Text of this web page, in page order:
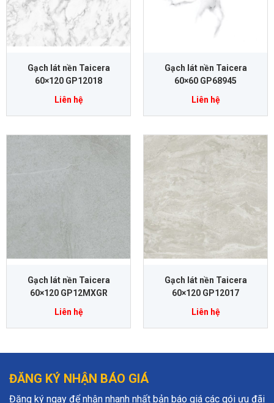
Gạch lát nền Taicera
60×120 GP12018
Liên hệ
Gạch lát nền Taicera
60×60 GP68945
Liên hệ
Gạch lát nền Taicera
60×120 GP12MXGR
Liên hệ
Gạch lát nền Taicera
60×120 GP12017
Liên hệ
ĐĂNG KÝ NHẬN BÁO GIÁ
Đăng ký ngay để nhận nhanh nhất bản báo giá các gói ưu đãi